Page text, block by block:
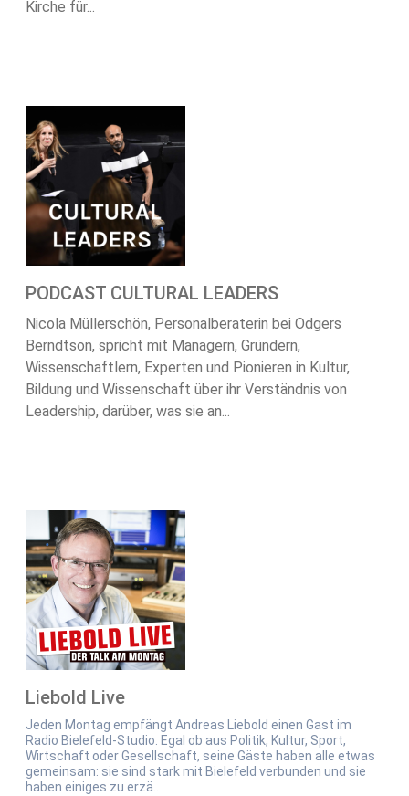
Kirche für...
PODCAST CULTURAL LEADERS
Nicola Müllerschön, Personalberaterin bei Odgers
Berndtson, spricht mit Managern, Gründern,
Wissenschaftlern, Experten und Pionieren in Kultur,
Bildung und Wissenschaft über ihr Verständnis von
Leadership, darüber, was sie an...
Liebold Live
Jeden Montag empfängt Andreas Liebold einen Gast im
Radio Bielefeld-Studio. Egal ob aus Politik, Kultur, Sport,
Wirtschaft oder Gesellschaft, seine Gäste haben alle etwas
gemeinsam: sie sind stark mit Bielefeld verbunden und sie
haben einiges zu erzä..